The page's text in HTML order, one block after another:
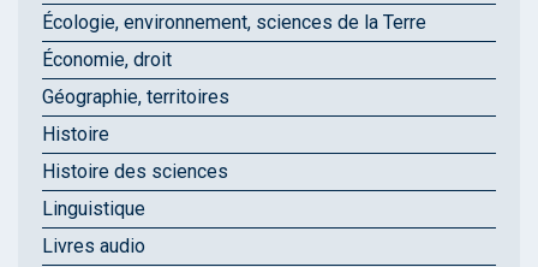
Écologie, environnement, sciences de la Terre
Économie, droit
Géographie, territoires
Histoire
Histoire des sciences
Linguistique
Livres audio